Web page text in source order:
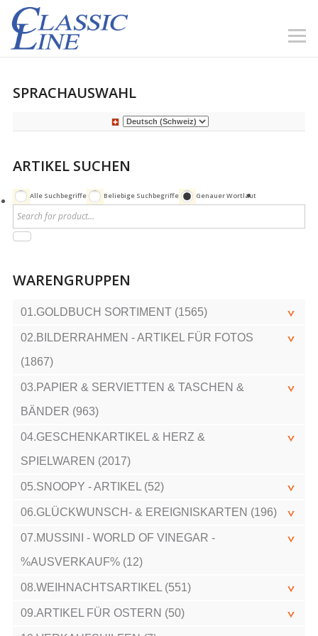
SPRACHAUSWAHL
ARTIKEL SUCHEN
Alle Suchbegriffe Beliebige Suchbegriffe Genauer Wortlaut
WARENGRUPPEN
01.GOLDBUCH SORTIMENT (1565)
02.BILDERRAHMEN - ARTIKEL FÜR FOTOS
(1867)
03.PAPIER & SERVIETTEN & TASCHEN &
BÄNDER (963)
04.GESCHENKARTIKEL & HERZ &
SPIELWAREN (2017)
05.SNOOPY - ARTIKEL (52)
06.GLÜCKWUNSCH- & EREIGNISKARTEN (196)
07.MUSSINI - WORLD OF VINEGAR -
%AUSVERKAUF% (12)
08.WEIHNACHTSARTIKEL (551)
09.ARTIKEL FÜR OSTERN (50)